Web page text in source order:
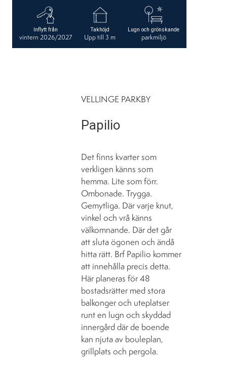
Inflytt från
vintern 2026/2027
Takhöjd
Upp till 3 m
Lugn och grönskande
parkmiljö
VELLINGE PARKBY
Papilio
Det finns kvarter som
verkligen känns som
hemma. Lite som förr.
Ombonade. Trygga.
Gemytliga. Där varje knut,
vinkel och vrå känns
välkomnande. Där det går
att sluta ögonen och ändå
hitta rätt. Brf Papilio kommer
att innehålla precis detta.
Här planeras för 48
bostadsrätter med stora
balkonger och uteplatser
runt en lugn och skyddad
innergård där de boende
kan njuta av bouleplan,
grillplats och pergola.